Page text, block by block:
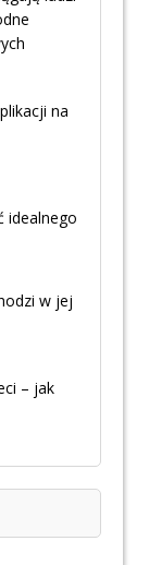
na
idealnego
w jej
– jak